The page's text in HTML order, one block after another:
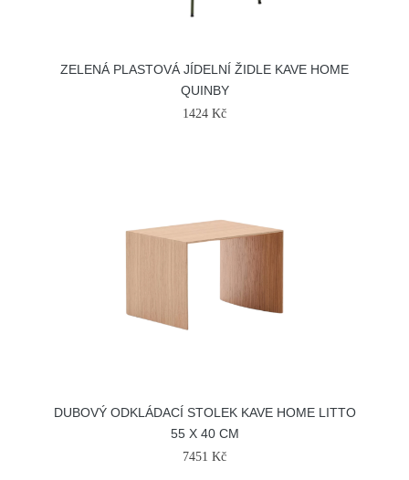
ZELENÁ PLASTOVÁ JÍDELNÍ ŽIDLE KAVE HOME
QUINBY
1424 Kč
DUBOVÝ ODKLÁDACÍ STOLEK KAVE HOME LITTO
55 X 40 CM
7451 Kč